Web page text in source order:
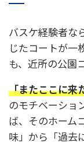
バスケ経験者な
じたコートが一
も、近所の公園
「またここに来
のモチベーショ
ば、そのホーム
味」から「過去